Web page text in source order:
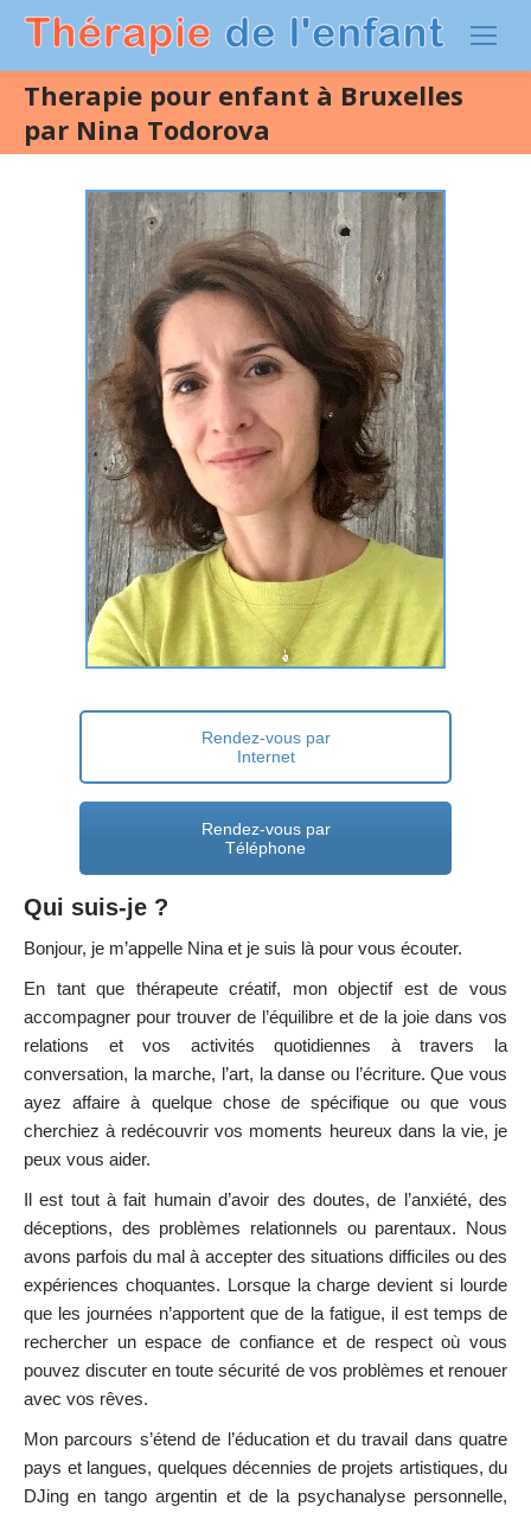
Therapie pour enfant à Bruxelles
par Nina Todorova
Qui suis-je ?
Bonjour, je m’appelle Nina et je suis là pour vous écouter.
En tant que thérapeute créatif, mon objectif est de vous
accompagner pour trouver de l’équilibre et de la joie dans vos
relations et vos activités quotidiennes à travers la
conversation, la marche, l’art, la danse ou l’écriture. Que vous
ayez affaire à quelque chose de spécifique ou que vous
cherchiez à redécouvrir vos moments heureux dans la vie, je
peux vous aider.
Il est tout à fait humain d’avoir des doutes, de l’anxiété, des
déceptions, des problèmes relationnels ou parentaux. Nous
avons parfois du mal à accepter des situations difficiles ou des
expériences choquantes. Lorsque la charge devient si lourde
que les journées n’apportent que de la fatigue, il est temps de
rechercher un espace de confiance et de respect où vous
pouvez discuter en toute sécurité de vos problèmes et renouer
avec vos rêves.
Mon parcours s’étend de l’éducation et du travail dans quatre
pays et langues, quelques décennies de projets artistiques, du
DJing en tango argentin et de la psychanalyse personnelle,
Rendez-vous par
Internet
Rendez-vous par
Téléphone